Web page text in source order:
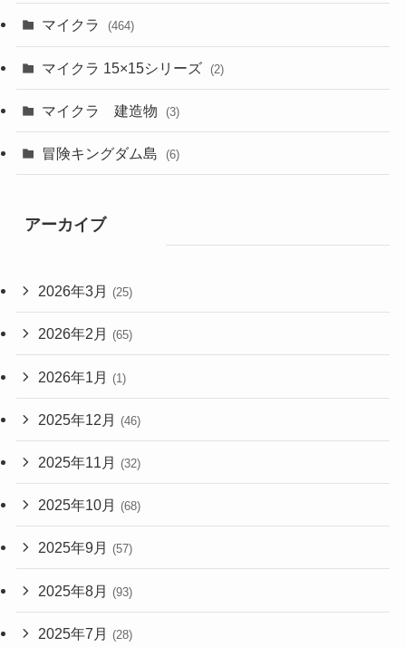
マイクラ (464)
マイクラ 15×15シリーズ (2)
マイクラ 建造物 (3)
冒険キングダム島 (6)
アーカイブ
2026年3月 (25)
2026年2月 (65)
2026年1月 (1)
2025年12月 (46)
2025年11月 (32)
2025年10月 (68)
2025年9月 (57)
2025年8月 (93)
2025年7月 (28)